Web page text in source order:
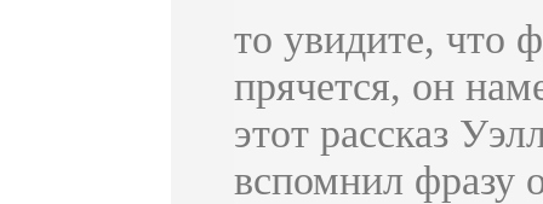
то увидите, что
прячется, он
этот рассказ
вспомнил фразу